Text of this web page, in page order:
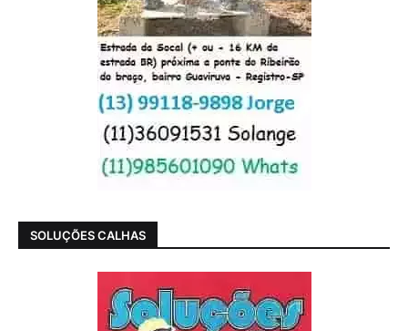
SOLUÇÕES CALHAS